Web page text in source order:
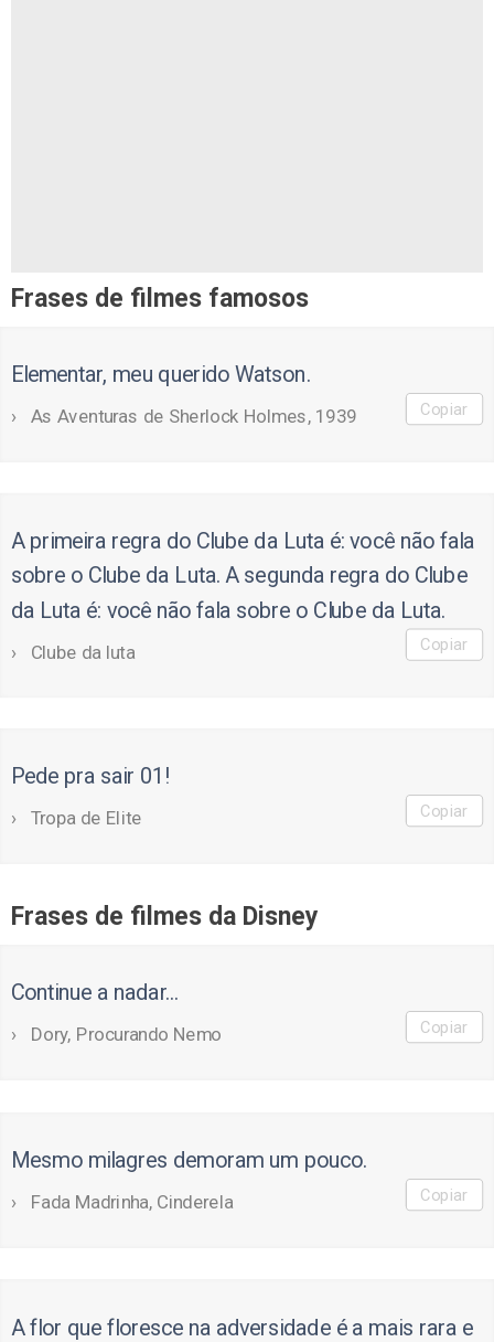
Frases de filmes famosos
Elementar, meu querido Watson.
As Aventuras de Sherlock Holmes, 1939 Copiar
A primeira regra do Clube da Luta é: você não fala
sobre o Clube da Luta. A segunda regra do Clube
da Luta é: você não fala sobre o Clube da Luta.
Clube da luta Copiar
Pede pra sair 01!
Tropa de Elite Copiar
Frases de filmes da Disney
Continue a nadar...
Dory, Procurando Nemo Copiar
Mesmo milagres demoram um pouco.
Fada Madrinha, Cinderela Copiar
A flor que floresce na adversidade é a mais rara e